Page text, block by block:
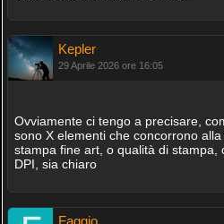
Kepler
29 Aprile 2026 ore 16:05
Ovviamente ci tengo a precisare,
sono X elementi che concorrono
stampa fine art, o qualità di stampa,
DPI, sia chiaro
Faggio